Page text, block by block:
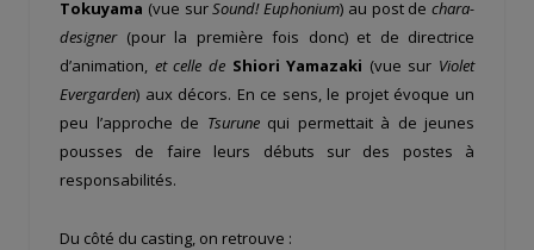
Tokuyama (vue surSound! Euphonium) au post de chara-
designer(pour la première fois donc) et de directrice
d’animation, et celle de Shiori Yamazaki (vue sur Violet
Evergarden) aux décors. En ce sens, le projet évoque un
peu l’approche de Tsurunequi permettait à de jeunes
pousses de faire leurs débuts sur des postes à
responsabilités.
Du côté du casting, on retrouve :